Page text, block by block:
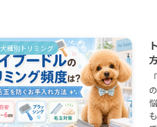
犬種別トリミング